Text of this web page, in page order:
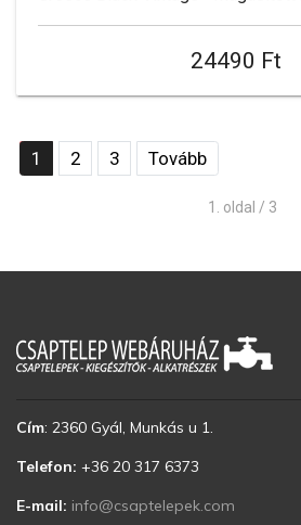
24490 Ft
1 2 3 Tovább
1. oldal / 3
Cím: 2360 Gyál, Munkás u 1.
Telefon: +36 20 317 6373
E-mail: info@csaptelepek.com